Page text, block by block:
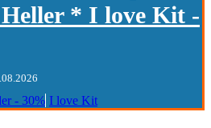
* I love Kit -
- 30% I love Kit